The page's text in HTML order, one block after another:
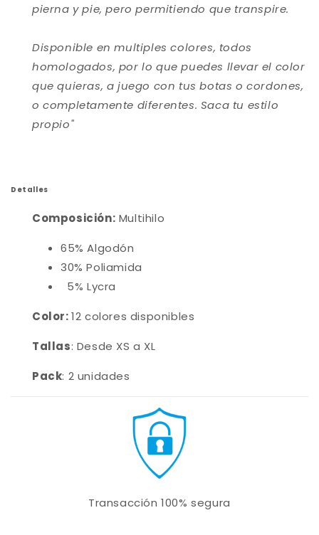
pierna y pie, pero permitiendo que transpire.
Disponible en multiples colores, todos
homologados, por lo que puedes llevar el color
que quieras, a juego con tus botas o cordones,
o completamente diferentes. Saca tu estilo
propio"
Detalles
Composición: Multihilo
65% Algodón
30% Poliamida
5% Lycra
Color: 12 colores disponibles
Tallas: Desde XS a XL
Pack: 2 unidades
Transacción 100% segura